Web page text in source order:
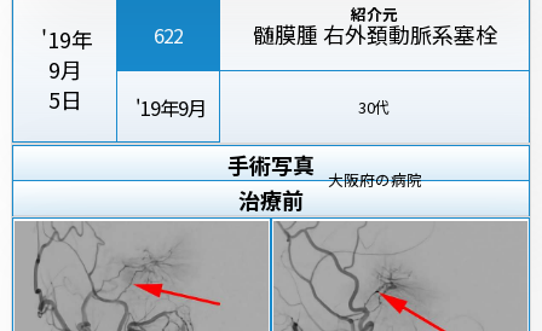
紹介元
'19年
9月
5日
622
'19年9月
髄膜腫 右外頚動脈系塞栓
30代
大阪府の病院
手術写真
治療前